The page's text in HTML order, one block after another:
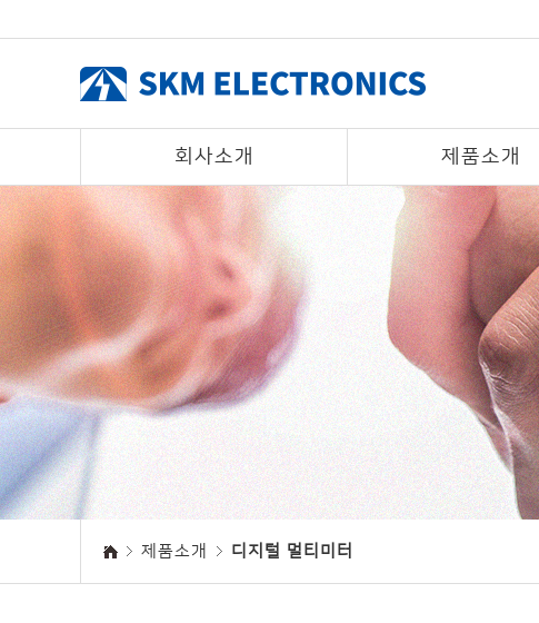
회사소개 제품소개
제품소개 디지털 멀티미터